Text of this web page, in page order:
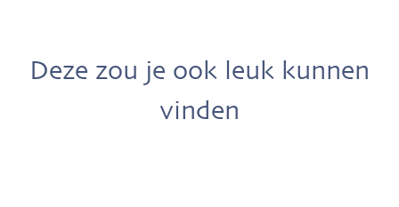
Deze zou je ook leuk kunnen
vinden